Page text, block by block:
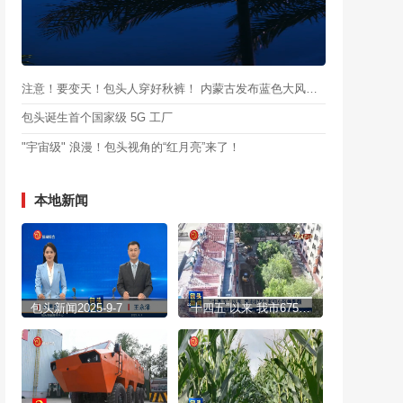
包头诞生首个国家级 5G 工厂
"宇宙级" 浪漫！包头视角的“红月亮”来了！
本地新闻
包头新闻2025-9-7 “十四五”以来 我市675个老旧小区焕新颜